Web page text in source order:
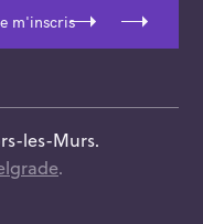
m'inscris
les-Murs.
.